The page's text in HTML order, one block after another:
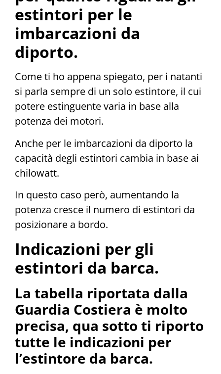
estintori per le
imbarcazioni da
diporto.
Come ti ho appena spiegato, per i natanti
si parla sempre di un solo estintore, il cui
potere estinguente varia in base alla
potenza dei motori.
Anche per le imbarcazioni da diporto la
capacità degli estintori cambia in base ai
chilowatt.
In questo caso però, aumentando la
potenza cresce il numero di estintori da
posizionare a bordo.
Indicazioni per gli
estintori da barca.
La tabella riportata dalla
Guardia Costiera è molto
precisa, qua sotto ti riporto
tutte le indicazioni per
l’estintore da barca.